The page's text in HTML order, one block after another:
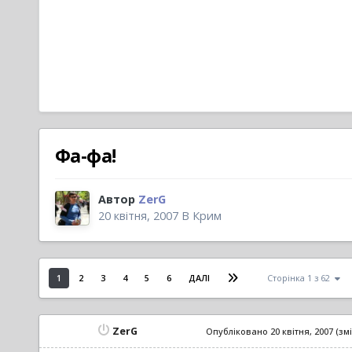
Фа-фа!
Автор ZerG
20 квітня, 2007В Крим
1 2 3 4 5 6 ДАЛІ Сторінка 1 з 62
ZerG Опубліковано 20 квітня, 2007